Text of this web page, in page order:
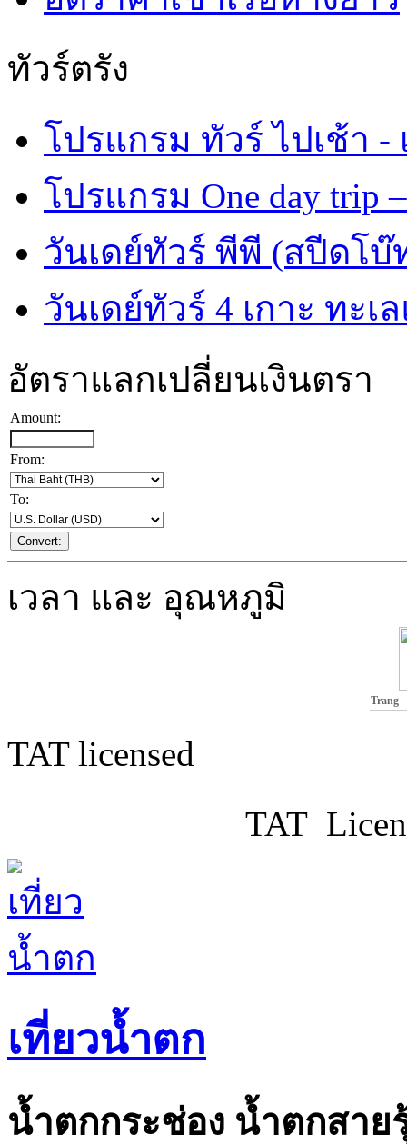
ทัวร์ตรัง
โปรแกรม ทัวร์ ไปเช้า -
โปรแกรม One day trip
วันเดย์ทัวร์ พีพี (สปีดโบ๊
วันเดย์ทัวร์ 4 เกาะ ทะ
อัตราแลกเปลี่ยนเงินตรา
Amount:
From:
To:
เวลา และ อุณหภูมิ
Trang
TAT licensed
TAT
เที่ยวน้ำตก
น้ำตกกระช่อง น้ำตกสาย